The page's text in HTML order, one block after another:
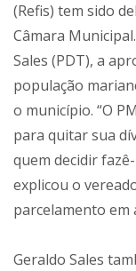
(Refis) tem sido
Câmara
Sales (PDT), a
população
o município. “O
para quitar sua
quem decidir
explicou o
parcelamento em
Geraldo Sales